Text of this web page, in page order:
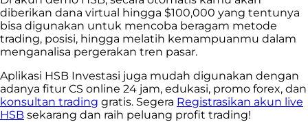
diberikan dana virtual hingga $100,000 yang tentunya
bisa digunakan untuk mencoba beragam metode
trading, posisi, hingga melatih kemampuanmu dalam
menganalisa pergerakan tren pasar.
Aplikasi HSB Investasi juga mudah digunakan dengan
adanya fitur CS online 24 jam, edukasi, promo forex, dan
konsultan trading gratis. Segera Registrasikan akun live
HSB sekarang dan raih peluang profit trading!